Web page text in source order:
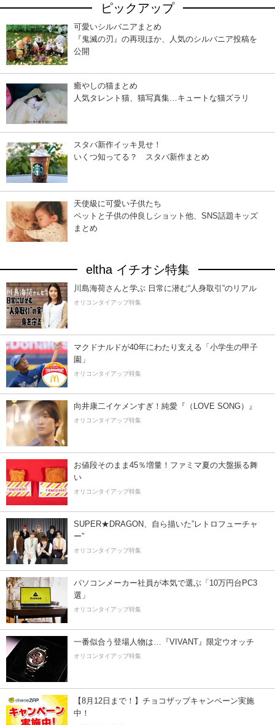
ピックアップ
可愛いシルバニアまとめ
『鬼滅の刃』の再現ほか、人気のシルバニア投稿を
公開
癒やしの猫まとめ
人気タレント猫、猫写真集…キュートな猫ズラリ
スタバ新作イッキ見せ！
いくつ知ってる？ スタバ新作まとめ
天使級に可愛い子供たち
ペットと子供の仲良しショット他、SNS話題キッズ
まとめ
eltha イチオシ特集
川島海荷さんと学ぶ 日常に潜む“人身取引”のリアル
オリコンタイアップ特集
マクドナルドが40年にわたり支える「小学生の甲子
園」
オリコンタイアップ特集
向井康二イケメンすぎ！純愛『（LOVE SONG）』
オリコンタイアップ特集
お値段そのまま45％増量！ファミマ夏の大盤振る舞
い
オリコンタイアップ特集
SUPER★DRAGON、自ら描いた”レトロフューチャ
ー”
オリコンタイアップ特集
パソコンメーカー社員が本気で選ぶ「10万円台PC3
選」
オリコンタイアップ特集
一番似合う登場人物は…『VIVANT』限定ウオッチ
オリコンタイアップ特集
【8月12日まで！】チョコザップキャンペーン実施
中！